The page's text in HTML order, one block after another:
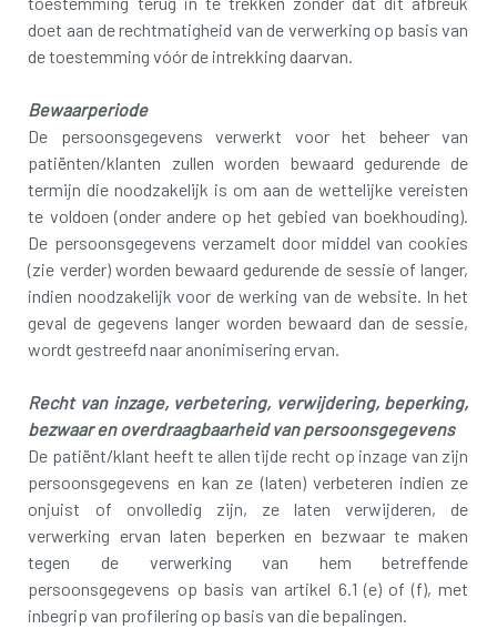
doet aan de rechtmatigheid van de verwerking op basis van
de toestemming vóór de intrekking daarvan.
Bewaarperiode
De persoonsgegevens verwerkt voor het beheer van
patiënten/klanten zullen worden bewaard gedurende de
termijn die noodzakelijk is om aan de wettelijke vereisten
te voldoen (onder andere op het gebied van boekhouding).
De persoonsgegevens verzamelt door middel van cookies
(zie verder) worden bewaard gedurende de sessie of langer,
indien noodzakelijk voor de werking van de website. In het
geval de gegevens langer worden bewaard dan de sessie,
wordt gestreefd naar anonimisering ervan.
Recht van inzage, verbetering, verwijdering, beperking,
bezwaar en overdraagbaarheid van persoonsgegevens
De patiënt/klant heeft te allen tijde recht op inzage van zijn
persoonsgegevens en kan ze (laten) verbeteren indien ze
onjuist of onvolledig zijn, ze laten verwijderen, de
verwerking ervan laten beperken en bezwaar te maken
tegen de verwerking van hem betreffende
persoonsgegevens op basis van artikel 6.1 (e) of (f), met
inbegrip van profilering op basis van die bepalingen.